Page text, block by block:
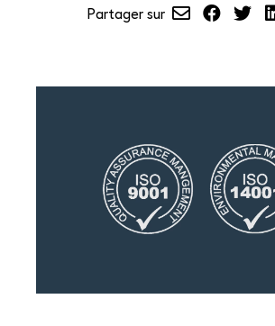
Our
CH – 1032
+41 21 320 21 21
Chemin du Coteau
Partager sur EnvoyerPartager